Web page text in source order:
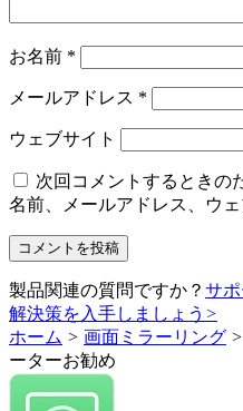
お名前 *
メールアドレス *
ウェブサイト
次回コメントするときの
名前、メールアドレス、ウ
製品関連の質問ですか？ サ
解決策を入手しましょう >
ホーム > 画面ミラーリング >
ーターお勧め